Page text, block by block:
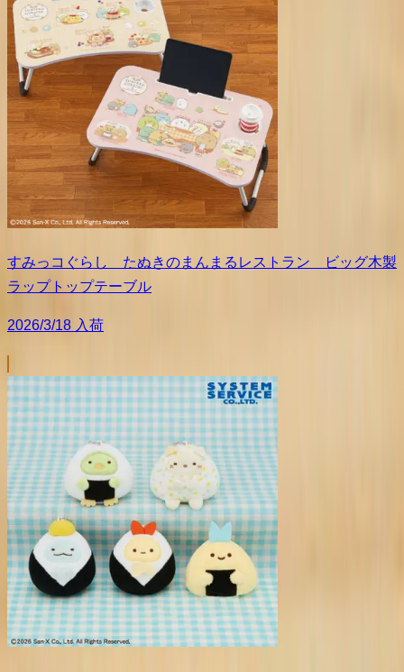
すみっコぐらし たぬきのまんまるレストラン ビッグ木製
ラップトップテーブル
2026/3/18 入荷